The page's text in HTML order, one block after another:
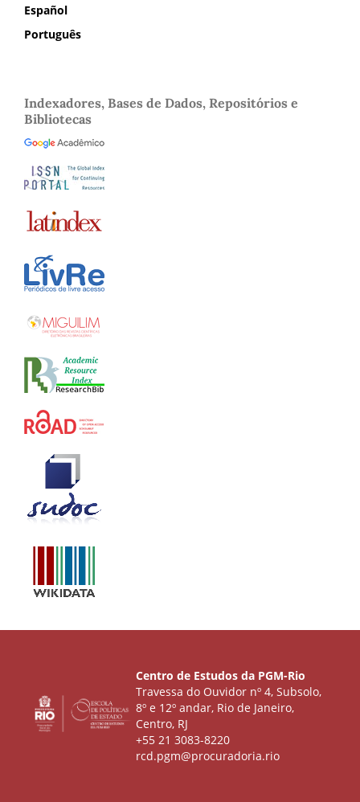
Español
Português
Indexadores, Bases de Dados, Repositórios e
Bibliotecas
Centro de Estudos da PGM-Rio
Travessa do Ouvidor nº 4, Subsolo,
8º e 12º andar, Rio de Janeiro,
Centro, RJ
+55 21 3083-8220
rcd.pgm@procuradoria.rio